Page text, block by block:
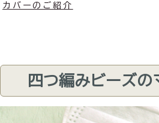
カバーのご紹介
四つ編みビーズの